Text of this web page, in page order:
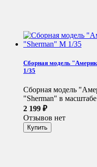
Сборная модель
1/35
Сборная модель
"Sherman" в
2 199 ₽
Отзывов нет